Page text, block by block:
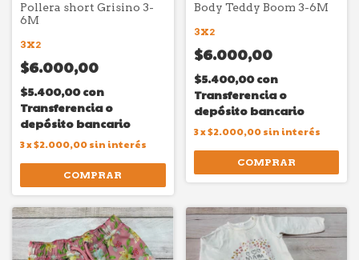
Pollera short Grisino 3-
6M
3X2
$6.000,00
$5.400,00con
Transferencia o
depósito bancario
3x$2.000,00sin interés
COMPRAR
Body Teddy Boom 3-6M
3X2
$6.000,00
$5.400,00con
Transferencia o
depósito bancario
3x$2.000,00 sin interés
COMPRAR